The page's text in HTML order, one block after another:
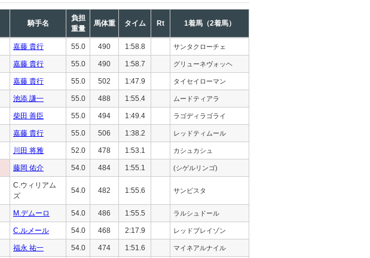
騎手名
負担
重量
馬体重 タイム Rt 1着馬（2着馬）
嘉藤 貴行 55.0 490 1:58.8 サンタクローチェ
嘉藤 貴行 55.0 490 1:58.7 グリューネヴォッヘ
嘉藤 貴行 55.0 502 1:47.9 タイセイローマン
池添 謙一 55.0 488 1:55.4 ムードティアラ
柴田 善臣 55.0 494 1:49.4 ラゴディラゴライ
嘉藤 貴行 55.0 506 1:38.2 レッドティムール
川田 将雅 52.0 478 1:53.1 カシュカシュ
藤岡 佑介 54.0 484 1:55.1 (シゲルリンゴ)
C.ウィリアム
ズ
54.0 482 1:55.6 サンビスタ
M.デムーロ 54.0 486 1:55.5 ラルシュドール
C.ルメール 54.0 468 2:17.9 レッドブレイゾン
福永 祐一 54.0 474 1:51.6 マイネアルナイル